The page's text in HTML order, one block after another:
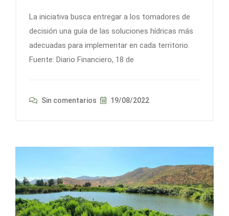
La iniciativa busca entregar a los tomadores de
decisión una guía de las soluciones hídricas más
adecuadas para implementar en cada territorio.
Fuente: Diario Financiero, 18 de
Sin comentarios 19/08/2022